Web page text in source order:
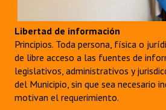
Libertad de información
Principios. Toda persona, física o
de libre acceso a las fuentes de
legislativos, administrativos y
del Municipio, sin que sea necesario
motivan el requerimiento.